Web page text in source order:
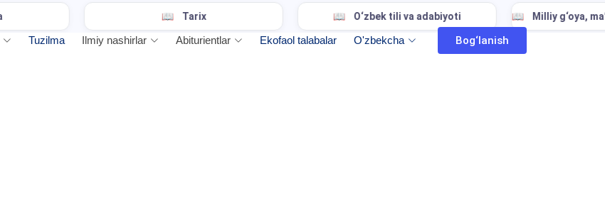
O‘zbek tili va adabiyoti Milliy g‘oya, ma’naviyat
Tuzilma Ilmiy nashirlar Abiturientlar Ekofaol talabalar O'zbekcha Bog‘lanish